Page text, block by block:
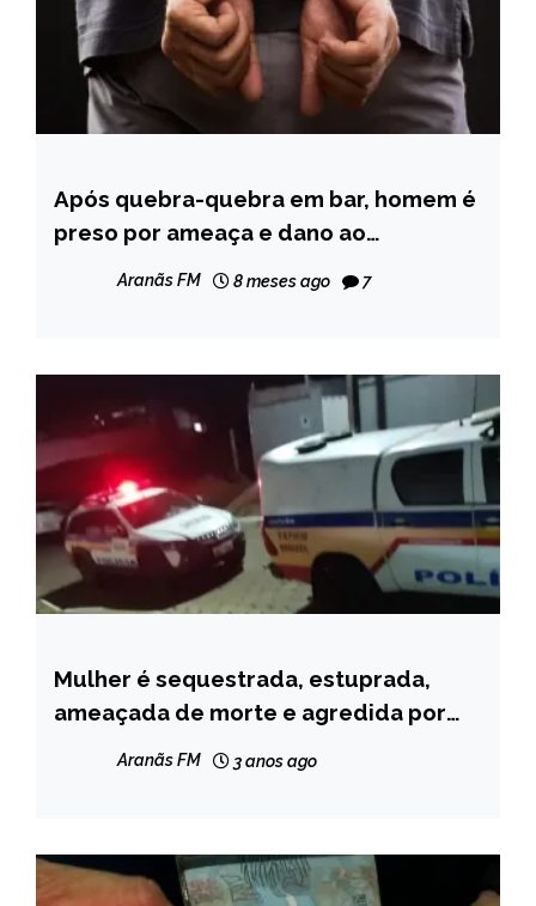
MINAS
GERAIS
NOTÍCIAS
Após quebra-quebra em bar, homem é
preso por ameaça e dano ao
Aranãs FM 8 meses ago 7
CAPELINHA
NOTÍCIAS
Mulher é sequestrada, estuprada,
ameaçada de morte e agredida por
Aranãs FM 3 anos ago